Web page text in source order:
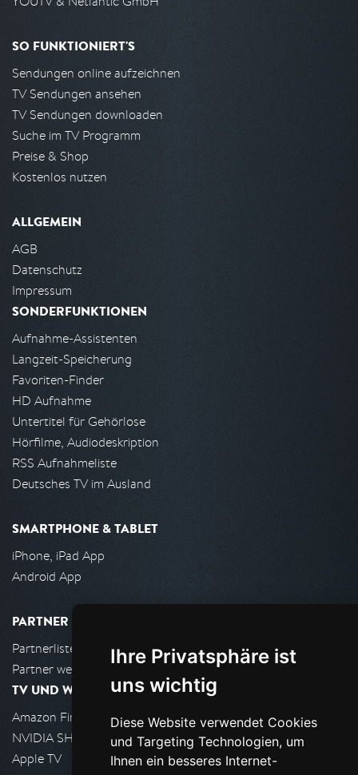
Ihre Privatsphäre ist
uns wichtig
Diese Website verwendet Cookies
und Targeting Technologien, um
Ihnen ein besseres Internet-
SO FUNKTIONIERT'S
Sendungen online aufzeichnen
TV Sendungen ansehen
TV Sendungen downloaden
Suche im TV Programm
Preise & Shop
Kostenlos nutzen
ALLGEMEIN
AGB
Datenschutz
Impressum
SONDERFUNKTIONEN
Aufnahme-Assistenten
Langzeit-Speicherung
Favoriten-Finder
HD Aufnahme
Untertitel für Gehörlose
Hörfilme, Audiodeskription
RSS Aufnahmeliste
Deutsches TV im Ausland
SMARTPHONE & TABLET
iPhone, iPad App
Android App
PARTNER
Partnerliste
Partner werden
TV UND WOHNZIMMER
Amazon FireTV
NVIDIA SHIELD, Google TV
Apple TV